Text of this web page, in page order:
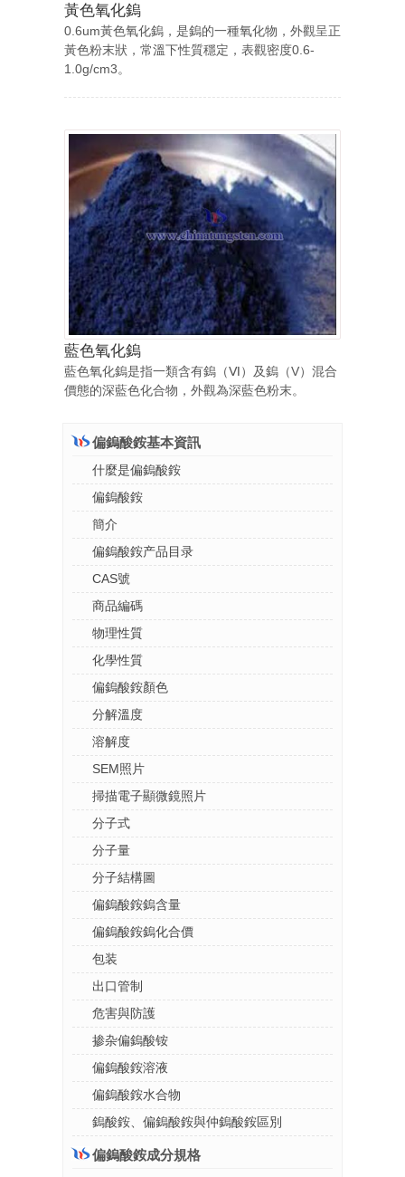
黃色氧化鎢
0.6um黃色氧化鎢，是鎢的一種氧化物，外觀呈正
黃色粉末狀，常溫下性質穩定，表觀密度0.6-
1.0g/cm3。
藍色氧化鎢
藍色氧化鎢是指一類含有鎢（Ⅵ）及鎢（V）混合
價態的深藍色化合物，外觀為深藍色粉末。
偏鎢酸銨基本資訊
什麼是偏鎢酸銨
偏鎢酸銨
簡介
偏鎢酸銨产品目录
CAS號
商品編碼
物理性質
化學性質
偏鎢酸銨顏色
分解溫度
溶解度
SEM照片
掃描電子顯微鏡照片
分子式
分子量
分子結構圖
偏鎢酸銨鎢含量
偏鎢酸銨鎢化合價
包装
出口管制
危害與防護
掺杂偏鎢酸铵
偏鎢酸銨溶液
偏鎢酸銨水合物
鎢酸銨、偏鎢酸銨與仲鎢酸銨區別
偏鎢酸銨成分規格